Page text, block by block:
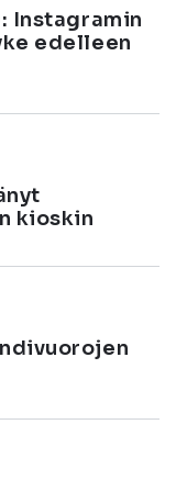
Instagramin
edelleen
kioskin